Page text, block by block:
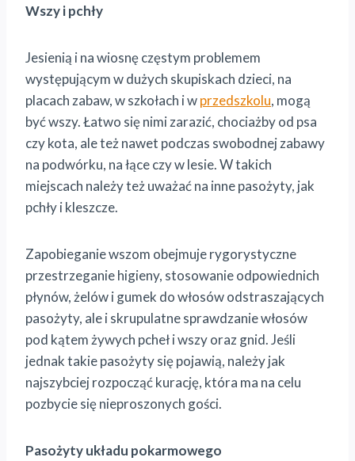
Wszy i pchły
Jesienią i na wiosnę częstym problemem
występującym w dużych skupiskach dzieci, na
placach zabaw, w szkołach i wprzedszkolu, mogą
być wszy. Łatwo się nimi zarazić, chociażby od psa
czy kota, ale też nawet podczas swobodnej zabawy
na podwórku, na łące czy w lesie. W takich
miejscach należy też uważać na inne pasożyty, jak
pchły i kleszcze.
Zapobieganie wszom obejmuje rygorystyczne
przestrzeganie higieny, stosowanie odpowiednich
płynów, żelów i gumek do włosów odstraszających
pasożyty, ale i skrupulatne sprawdzanie włosów
pod kątem żywych pcheł i wszy oraz gnid. Jeśli
jednak takie pasożyty się pojawią, należy jak
najszybciej rozpocząć kurację, która ma na celu
pozbycie się nieproszonych gości.
Pasożyty układu pokarmowego